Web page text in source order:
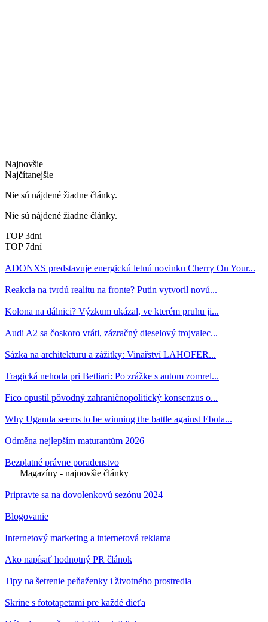
Najnovšie
Najčítanejšie
Nie sú nájdené žiadne články.
Nie sú nájdené žiadne články.
TOP 3dni
TOP 7dní
ADONXS predstavuje energickú letnú novinku Cherry On Your...
Reakcia na tvrdú realitu na fronte? Putin vytvoril novú...
Kolona na dálnici? Výzkum ukázal, ve kterém pruhu ji...
Audi A2 sa čoskoro vráti, zázračný dieselový trojvalec...
Sázka na architekturu a zážitky: Vinařství LAHOFER...
Tragická nehoda pri Betliari: Po zrážke s autom zomrel...
Fico opustil pôvodný zahraničnopolitický konsenzus o...
Why Uganda seems to be winning the battle against Ebola...
Odměna nejlepším maturantům 2026
Bezplatné právne poradenstvo
Magazíny - najnovšie články
Pripravte sa na dovolenkovú sezónu 2024
Blogovanie
Internetový marketing a internetová reklama
Ako napísať hodnotný PR článok
Tipy na šetrenie peňaženky i životného prostredia
Skrine s fototapetami pre každé dieťa